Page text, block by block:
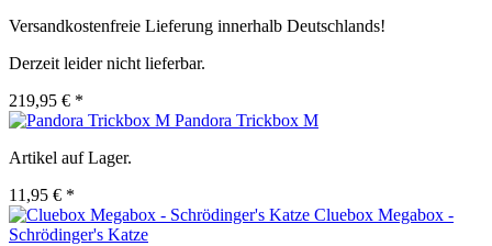
Versandkostenfreie Lieferung innerhalb Deutschlands!
Derzeit leider nicht lieferbar.
219,95 € *
Pandora Trickbox M
Artikel auf Lager.
11,95 € *
Cluebox Megabox -
Schrödinger's Katze